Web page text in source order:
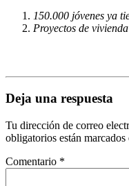
150.000 jóvenes ya
Proyectos de
Deja una respuesta
Tu dirección de correo
obligatorios están marcados
Comentario *